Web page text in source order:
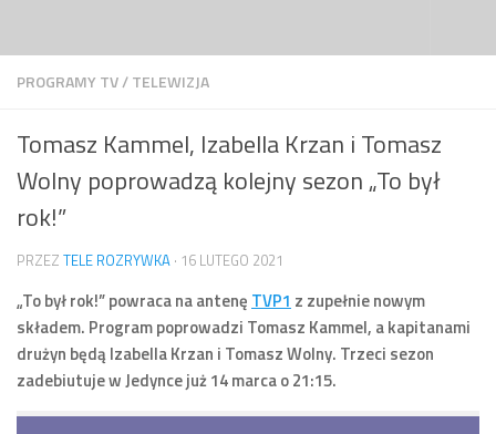
PROGRAMY TV/TELEWIZJA
Tomasz Kammel, Izabella Krzan i Tomasz
Wolny poprowadzą kolejny sezon „To był
rok!”
PRZEZ TELE ROZRYWKA · 16 LUTEGO 2021
„To był rok!” powraca na antenę TVP1 z zupełnie nowym
składem. Program poprowadzi Tomasz Kammel, a kapitanami
drużyn będą Izabella Krzan i Tomasz Wolny. Trzeci sezon
zadebiutuje w Jedynce już 14 marca o 21:15.